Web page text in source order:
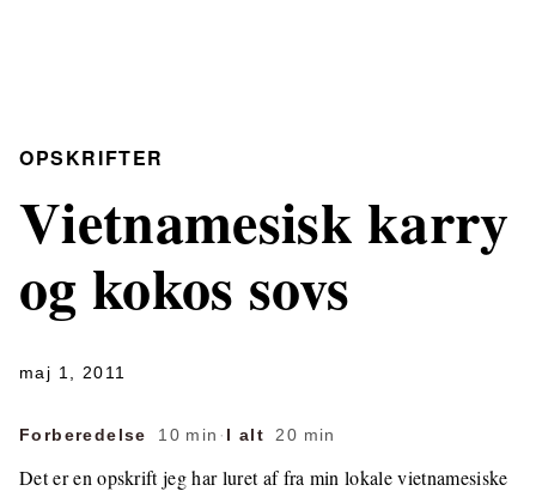
OPSKRIFTER
Vietnamesisk karry
og kokos sovs
maj 1, 2011
Forberedelse 10 min · I alt 20 min
Det er en opskrift jeg har luret af fra min lokale vietnamesiske